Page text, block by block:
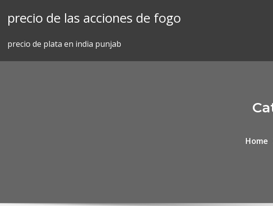
precio de las acciones de fogo
precio de plata en india punjab
Home